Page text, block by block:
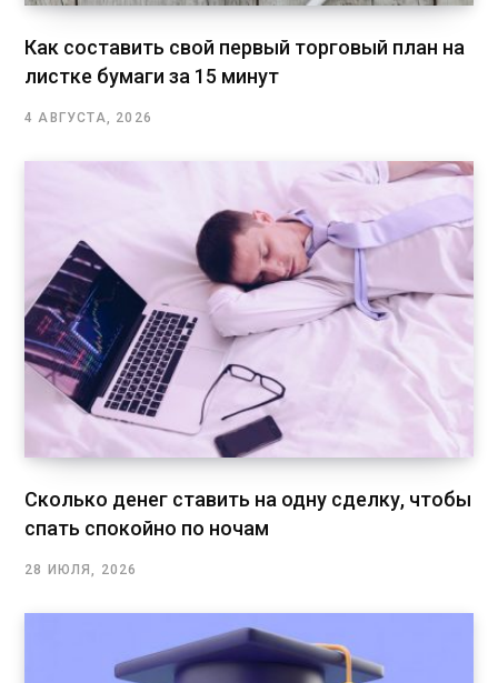
Как составить свой первый торговый план на
листке бумаги за 15 минут
4 АВГУСТА, 2026
Сколько денег ставить на одну сделку, чтобы
спать спокойно по ночам
28 ИЮЛЯ, 2026